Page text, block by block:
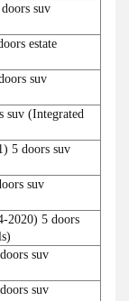
suv
estate
suv
suv (Integrated
5 doors suv
suv
2020) 5 doors
suv
suv